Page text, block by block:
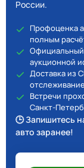
России.
Профоценка
полным
Официальный
аукционной
Доставка из
Встречи
Санкт-
🕒 Запишитесь
авто заранее!